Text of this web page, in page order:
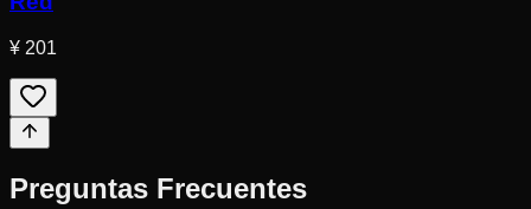
¥ 201
Preguntas Frecuentes